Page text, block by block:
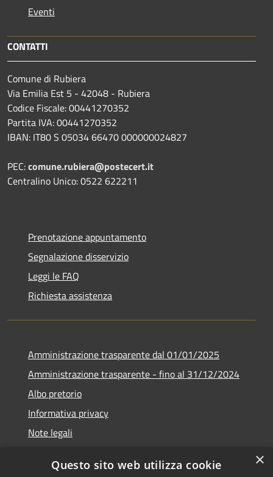
Eventi
CONTATTI
Comune di Rubiera
Via Emilia Est 5 - 42048 - Rubiera
Codice Fiscale: 00441270352
Partita IVA: 00441270352
IBAN: IT80 S 05034 66470 000000024827
PEC:comune.rubiera@postecert.it
Centralino Unico: 0522 622211
Prenotazione appuntamento
Segnalazione disservizio
Leggi le FAQ
Richiesta assistenza
Amministrazione trasparente dal 01/01/2025
Amministrazione trasparente - fino al 31/12/2024
Albo pretorio
Informativa privacy
Note legali
Piano di miglioramento del sito
×
Questo sito web utilizza cookie